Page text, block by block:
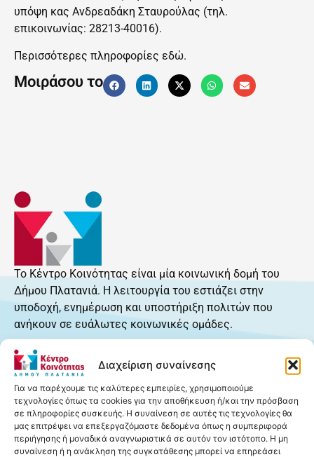
Διαχείριση συναίνεσης
Για να παρέχουμε τις καλύτερες εμπειρίες, χρησιμοποιούμε
τεχνολογίες όπως τα cookies για την αποθήκευση ή/και την πρόσβαση
σε πληροφορίες συσκευής. Η συναίνεση σε αυτές τις τεχνολογίες θα
μας επιτρέψει να επεξεργαζόμαστε δεδομένα όπως η συμπεριφορά
περιήγησης ή μοναδικά αναγνωριστικά σε αυτόν τον ιστότοπο. Η μη
συναίνεση ή η ανάκληση της συγκατάθεσης μπορεί να επηρεάσει
υπόψη κας Ανδρεαδάκη Σταυρούλας (τηλ.
επικοινωνίας: 28213-40016).
Περισσότερες πληροφορίες εδώ.
Μοιράσου το
Το Κέντρο Κοινότητας είναι μία κοινωνική δομή του
Δήμου Πλατανιά. Η λειτουργία του εστιάζει στην
υποδοχή, ενημέρωση και υποστήριξη πολιτών που
ανήκουν σε ευάλωτες κοινωνικές ομάδες.
Πληροφορίες
Δομή
Δημοσιεύσεις